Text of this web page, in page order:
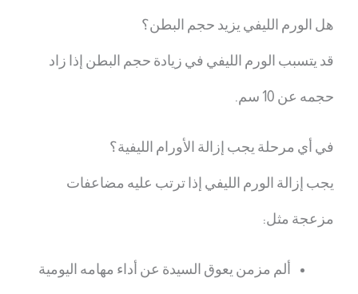
هل الورم الليفي يزيد حجم البطن؟
قد يتسبب الورم الليفي في زيادة حجم البطن إذا زاد
حجمه عن 10 سم.
في أي مرحلة يجب إزالة الأورام الليفية؟
يجب إزالة الورم الليفي إذا ترتب عليه مضاعفات
مزعجة مثل:
ألم مزمن يعوق السيدة عن أداء مهامه اليومية